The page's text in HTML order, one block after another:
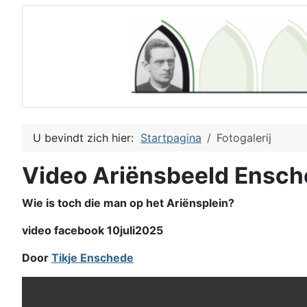
U bevindt zich hier: Startpagina Fotogalerij
Video Ariënsbeeld
Wie is toch die man op het Ariënsplein?
video facebook 10juli2025
Door Tikje Enschede